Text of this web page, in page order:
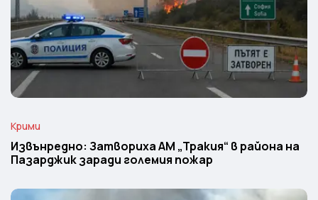
Крими
Извънредно: Затвориха АМ „Тракия“ в района на
Пазарджик заради големия пожар